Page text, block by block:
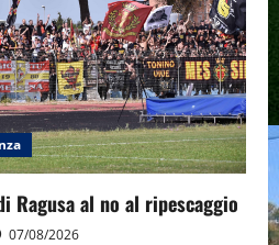
Ragusa al no al ripescaggio
07/08/2026